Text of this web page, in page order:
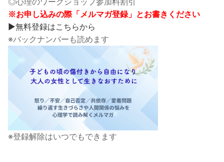
※お申し込みの際「メルマガ登録」とお書きください
▶無料登録はこちらから
※バックナンバーも読めます
※登録解除はいつでもできます